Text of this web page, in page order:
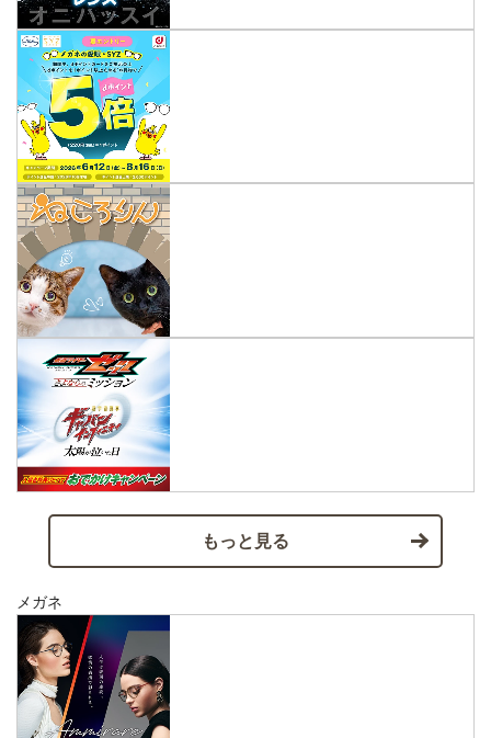
もっと見る
メガネ